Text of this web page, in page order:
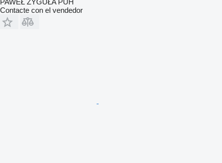
PAWEŁ ZYGUŁA PUH
Contacte con el vendedor